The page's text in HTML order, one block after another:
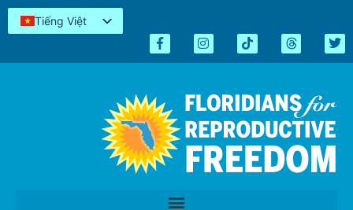
Tiếng Việt
Español